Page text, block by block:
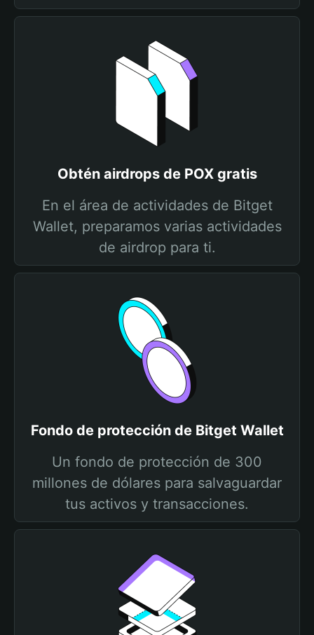
Obtén airdrops de POX gratis
En el área de actividades de Bitget
Wallet, preparamos varias actividades
de airdrop para ti.
Fondo de protección de Bitget Wallet
Un fondo de protección de 300
millones de dólares para salvaguardar
tus activos y transacciones.